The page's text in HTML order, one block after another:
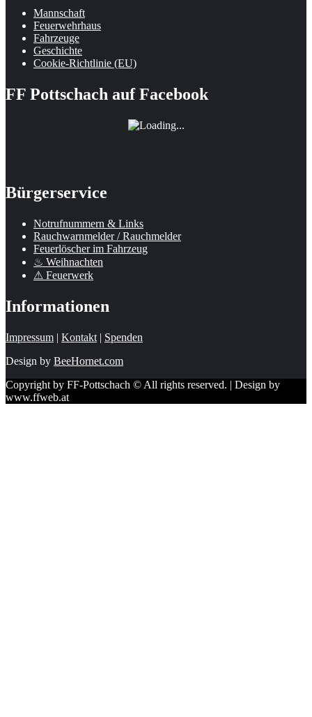
Mannschaft
Feuerwehrhaus
Fahrzeuge
Geschichte
Cookie-Richtlinie (EU)
FF Pottschach auf Facebook
Bürgerservice
Notrufnummern & Links
Rauchwarnmelder / Rauchmelder
Feuerlöscher im Fahrzeug
♨ Weihnachten
⚠ Feuerwerk
Informationen
Impressum | Kontakt | Spenden
Design by BeeHornet.com
Copyright by FF-Pottschach © All rights reserved. | Design by
www.ffweb.at